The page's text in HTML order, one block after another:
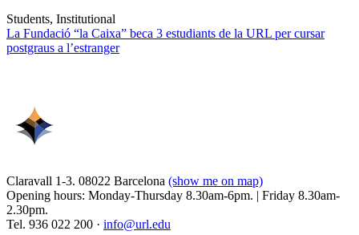
Students, Institutional
La Fundació “la Caixa” beca 3 estudiants de la URL per cursar
postgraus a l’estranger
Claravall 1-3. 08022 Barcelona (show me on map)
Opening hours: Monday-Thursday 8.30am-6pm. | Friday 8.30am-
2.30pm.
Tel. 936 022 200 · info@url.edu